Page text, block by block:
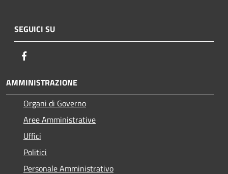
SEGUICI SU
AMMINISTRAZIONE
Organi di Governo
Aree Amministrative
Uffici
Politici
Personale Amministrativo